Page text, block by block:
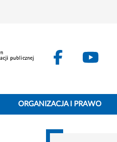
ORGANIZACJA I PRAWO